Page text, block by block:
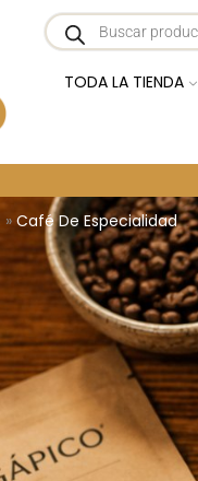
TODA LA TIENDA
» Café De Especialidad